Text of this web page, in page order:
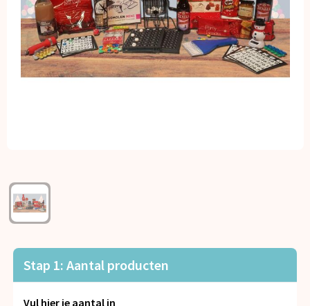
Kerst
Kinderen, Peuters en Baby's
Klokken, horloges en weerstations
Persoonlijke verzorging
Reisbenodigdheden
Schrijfwaren
Sleutelhangers en Lanyards
Stap 1: Aantal producten
Vul hier je aantal in